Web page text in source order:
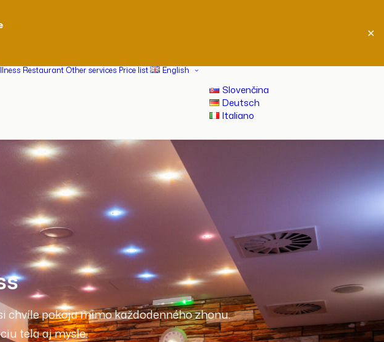
✕
Restaurant Other services Price list English
Slovenčina
Deutsch
Italiano
chvíle pokoja mimo každodenného zhonu.
tela aj mysle.